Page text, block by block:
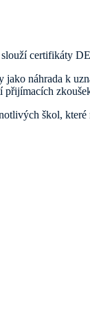
certifikáty
náhrada k
škol,